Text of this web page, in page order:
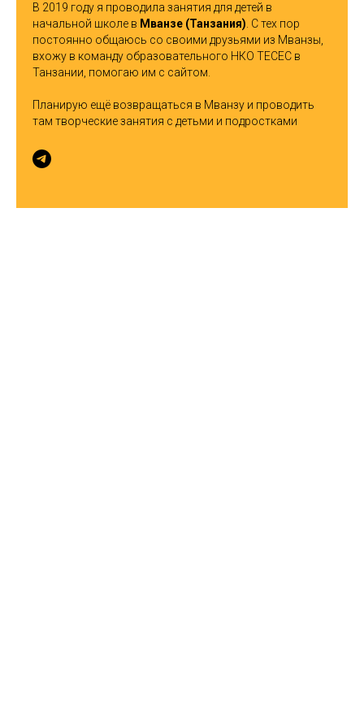
В 2019 году я проводила занятия для детей в
начальной школе в Мванзе (Танзания) . С тех пор
постоянно общаюсь со своими друзьями из Мванзы,
вхожу в команду образовательного НКО TECEC в
Танзании, помогаю им с сайтом.
Планирую ещё возвращаться в Мванзу и проводить
там творческие занятия с детьми и подростками